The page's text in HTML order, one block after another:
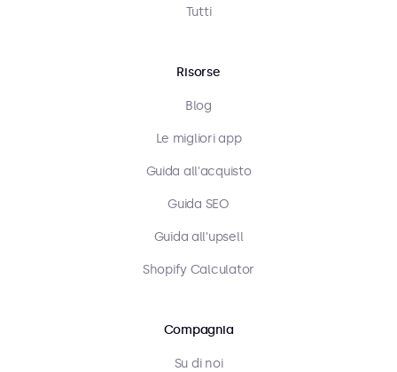
Tutti
Risorse
Blog
Le migliori app
Guida all'acquisto
Guida SEO
Guida all'upsell
Shopify Calculator
Compagnia
Su di noi